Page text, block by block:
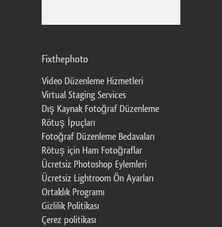
Fixthephoto
Video Düzenleme Hizmetleri
Virtual Staging Services
Dış Kaynak Fotoğraf Düzenleme
Rötuş İpuçları
Fotoğraf Düzenleme Bedavaları
Rötuş için Ham Fotoğraflar
Ücretsiz Photoshop Eylemleri
Ücretsiz Lightroom Ön Ayarları
Ortaklık Programı
Gizlilik Politikası
Çerez politikası